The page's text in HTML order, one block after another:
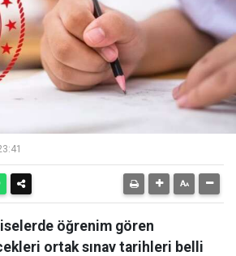
öğrenim gören
ortak sınav tarihleri belli